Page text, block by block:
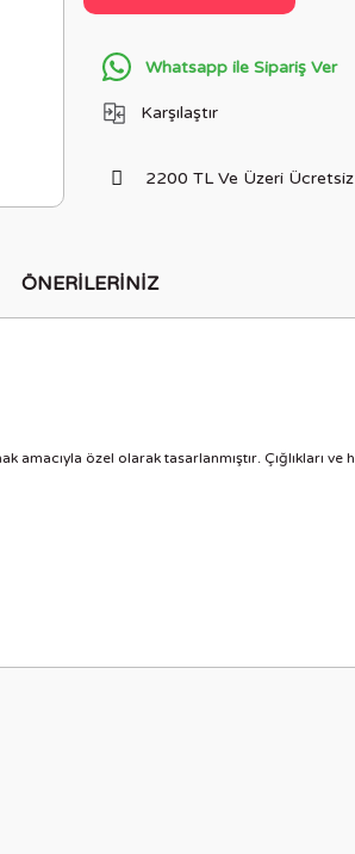
Whatsapp ile Sipariş Ver
Karşılaştır
2200 TL Ve Üzeri
ÖNERILERINIZ
özel olarak tasarlanmıştır. Çığlıkları